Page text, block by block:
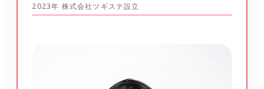
2023年 株式会社ツギステ設立